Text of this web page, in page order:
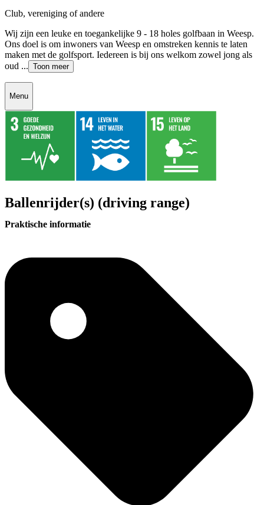
Club, vereniging of andere
Wij zijn een leuke en toegankelijke 9 - 18 holes golfbaan in Weesp.
Ons doel is om inwoners van Weesp en omstreken kennis te laten
maken met de golfsport. Iedereen is bij ons welkom zowel jong als
oud ... Toon meer
Menu
Ballenrijder(s) (driving range)
Praktische informatie